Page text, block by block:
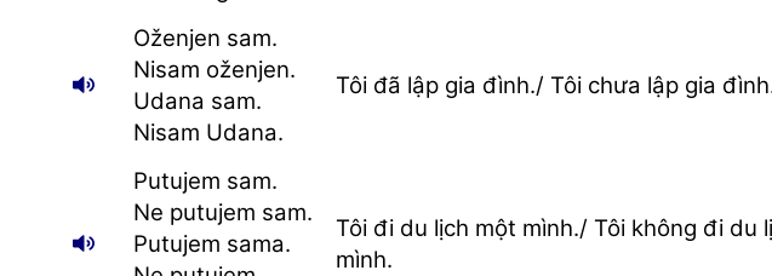
Oženjen sam.
Nisam oženjen.
Udana sam.
Nisam Udana.
Tôi đã lập gia đình./ Tôi chưa lập gia
Putujem sam.
Ne putujem sam.
Putujem sama.
Tôi đi du lịch một mình./ Tôi không đi du
mình.